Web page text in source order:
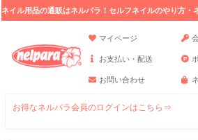
ネイル用品の通販はネルパラ！セルフネイルのやり方・
マイページ
お支払い・配送
お問い合わせ
お得なネルパラ会員のログインはこちら⇒